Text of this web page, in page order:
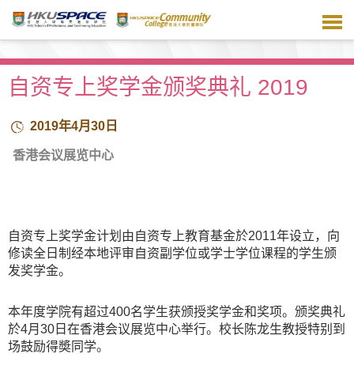
主
自资专上奖学金颁奖典礼 2019
2019年4月30日
香港会议展览中心
自资专上奖学金计划由自资专上教育基金於2011年设立，向
修读全日制经本地评审自资副学位或学士学位课程的学生颁
发奖学金。
本年度学院有超过400名学生获颁授奖学金和奖项。颁奖典礼
於4月30日在香港会议展览中心举行。校长陈龙生教授特别到
场鼓励得奬同学。